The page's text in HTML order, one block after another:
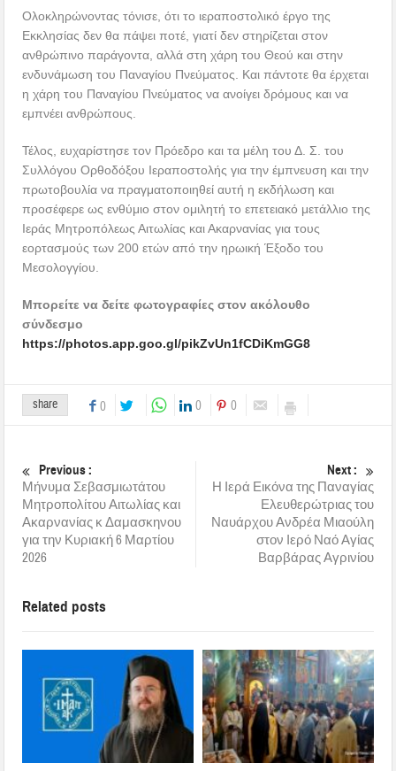
Ολοκληρώνοντας τόνισε, ότι το ιεραποστολικό έργο της
Εκκλησίας δεν θα πάψει ποτέ, γιατί δεν στηρίζεται στον
ανθρώπινο παράγοντα, αλλά στη χάρη του Θεού και στην
ενδυνάμωση του Παναγίου Πνεύματος. Και πάντοτε θα έρχεται
η χάρη του Παναγίου Πνεύματος να ανοίγει δρόμους και να
εμπνέει ανθρώπους.
Τέλος, ευχαρίστησε τον Πρόεδρο και τα μέλη του Δ. Σ. του
Συλλόγου Ορθοδόξου Ιεραποστολής για την έμπνευση και την
πρωτοβουλία να πραγματοποιηθεί αυτή η εκδήλωση και
προσέφερε ως ενθύμιο στον ομιλητή το επετειακό μετάλλιο της
Ιεράς Μητροπόλεως Αιτωλίας και Ακαρνανίας για τους
εορτασμούς των 200 ετών από την ηρωική Έξοδο του
Μεσολογγίου.
Μπορείτε να δείτε φωτογραφίες στον ακόλουθο
σύνδεσμο
https://photos.app.goo.gl/pikZvUn1fCDiKmGG8
share 0 0 0
Previous :
Μήνυμα Σεβασμιωτάτου
Μητροπολίτου Αιτωλίας και
Ακαρνανίας κ Δαμασκηνου
για την Κυριακή 6 Μαρτίου
2026
Next :
Η Ιερά Εικόνα της Παναγίας
Ελευθερώτριας του
Ναυάρχου Ανδρέα Μιαούλη
στον Ιερό Ναό Αγίας
Βαρβάρας Αγρινίου
Related posts